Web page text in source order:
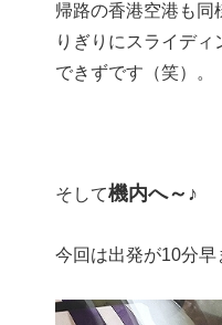
帰路の香港空港も同
りぎりにスライデ
できずです（笑）。
そして機内へ～♪
今回は出発が10分早